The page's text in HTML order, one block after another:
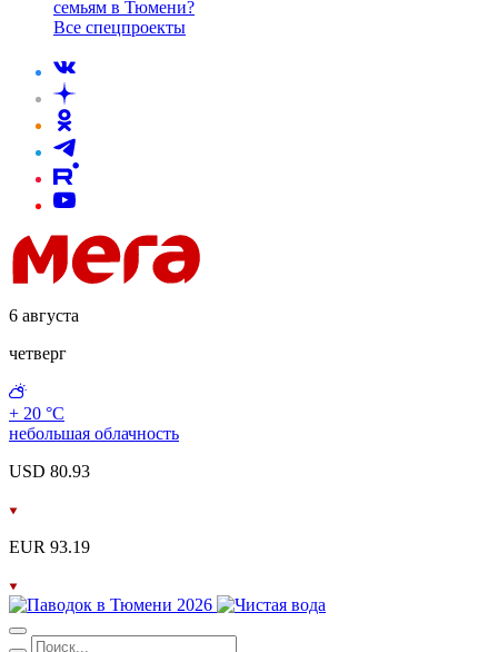
Все спецпроекты
6 августа
четверг
+ 20 °С
небольшая облачность
USD 80.93
EUR 93.19